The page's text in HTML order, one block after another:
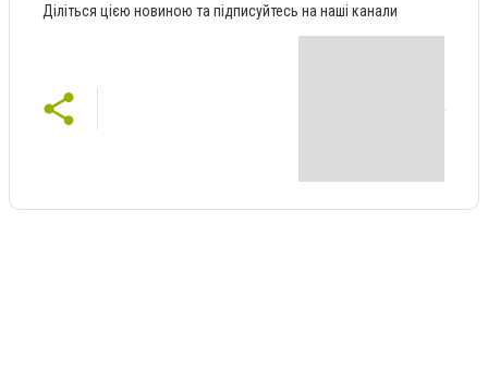
Діліться цією новиною та підписуйтесь на наші канали